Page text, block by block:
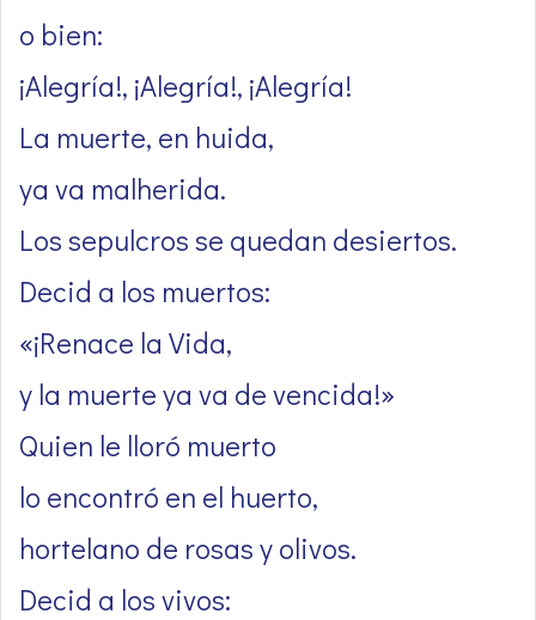
o bien:
¡Alegría!, ¡Alegría!, ¡Alegría!
La muerte, en huida,
ya va malherida.
Los sepulcros se quedan desiertos.
Decid a los muertos:
«¡Renace la Vida,
y la muerte ya va de vencida!»
Quien le lloró muerto
lo encontró en el huerto,
hortelano de rosas y olivos.
Decid a los vivos: